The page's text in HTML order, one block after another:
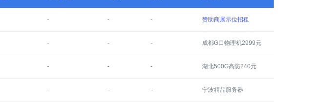
- - - 赞助商展示位招租
- - - 成都G口物理机2999元
- - - 湖北500G高防240元
- - - 宁波精品服务器